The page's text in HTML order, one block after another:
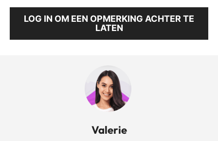
LOG IN OM EEN OPMERKING ACHTER TE
LATEN
Valerie